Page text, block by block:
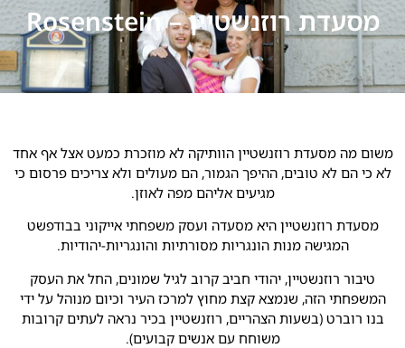
מסעדת רוזנשטיין – Rosenstein
משום מה מסעדת רוזנשטיין הוותיקה לא מוזכרת כמעט אצל אף אחד
לא כי הם לא טובים, ההיפך הגמור, הם מעולים ולא צריכים פרסום כי
מגיעים אליהם מפה לאוזן.
מסעדת רוזנשטיין היא מסעדה ועסק משפחתי אייקוני בבודפשט
המגישה מנות הונגריות מסורתיות והונגריות-יהודיות.
טיבור רוזנשטיין, יהודי חביב קרוב לגיל שמונים, החל את העסק
המשפחתי הזה, שנמצא קצת מחוץ למרכז העיר וכיום מנוהל על ידי
בנו רוברט (בשעות הצהריים, רוזנשטיין בכיר נראה לעתים קרובות
משוחח עם אנשים קבועים).